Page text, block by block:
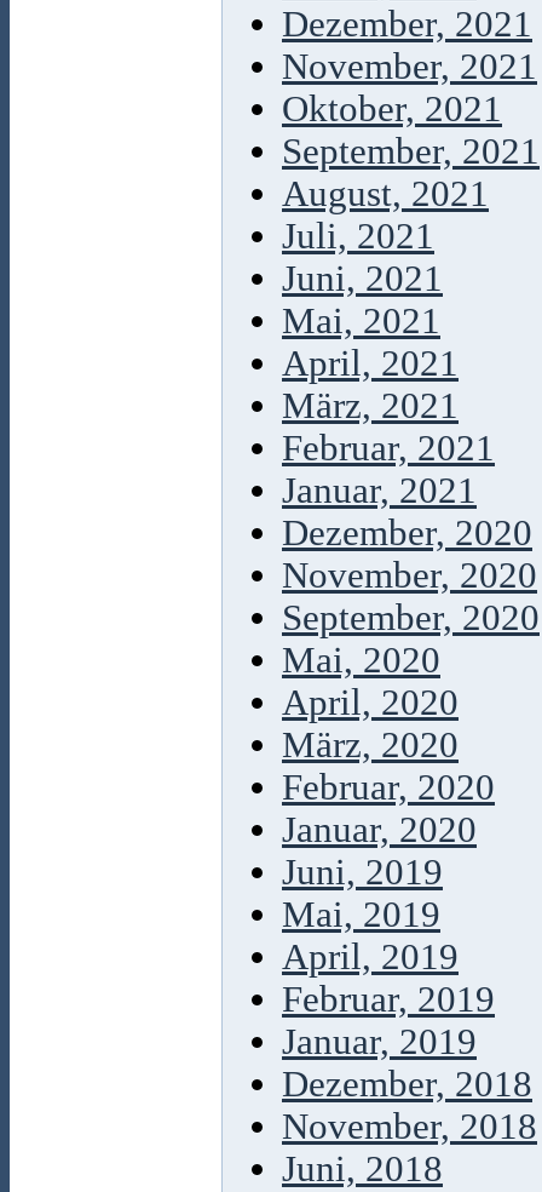
Dezember, 2021
November, 2021
Oktober, 2021
September, 2021
August, 2021
Juli, 2021
Juni, 2021
Mai, 2021
April, 2021
März, 2021
Februar, 2021
Januar, 2021
Dezember, 2020
November, 2020
September, 2020
Mai, 2020
April, 2020
März, 2020
Februar, 2020
Januar, 2020
Juni, 2019
Mai, 2019
April, 2019
Februar, 2019
Januar, 2019
Dezember, 2018
November, 2018
Juni, 2018